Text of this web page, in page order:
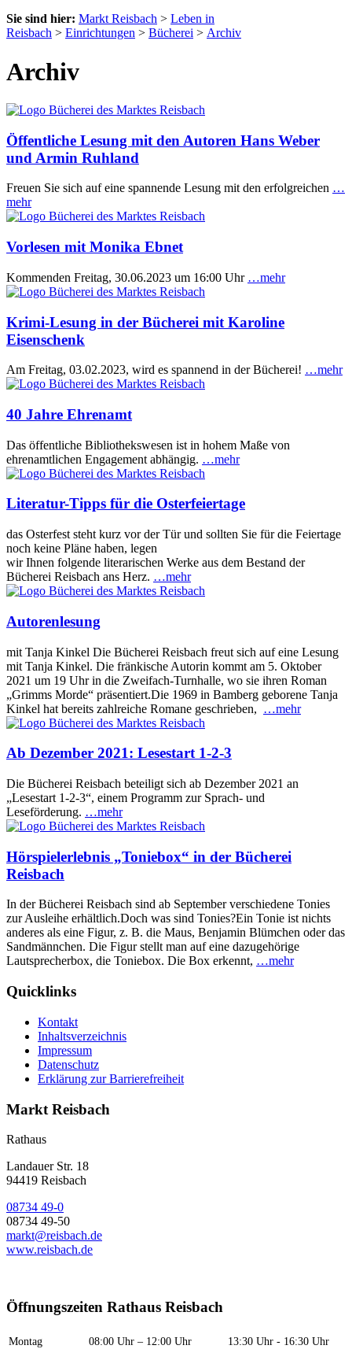
Sie sind hier: Markt Reisbach > Leben in
Reisbach > Einrichtungen > Bücherei > Archiv
Archiv
Öffentliche Lesung mit den Autoren Hans Weber
und Armin Ruhland
Freuen Sie sich auf eine spannende Lesung mit den erfolgreichen …
mehr
Vorlesen mit Monika Ebnet
Kommenden Freitag, 30.06.2023 um 16:00 Uhr …mehr
Krimi-Lesung in der Bücherei mit Karoline
Eisenschenk
Am Freitag, 03.02.2023, wird es spannend in der Bücherei! …mehr
40 Jahre Ehrenamt
Das öffentliche Bibliothekswesen ist in hohem Maße von
ehrenamtlichen Engagement abhängig. …mehr
Literatur-Tipps für die Osterfeiertage
das Osterfest steht kurz vor der Tür und sollten Sie für die Feiertage
noch keine Pläne haben, legen
wir Ihnen folgende literarischen Werke aus dem Bestand der
Bücherei Reisbach ans Herz. …mehr
Autorenlesung
mit Tanja Kinkel Die Bücherei Reisbach freut sich auf eine Lesung
mit Tanja Kinkel. Die fränkische Autorin kommt am 5. Oktober
2021 um 19 Uhr in die Zweifach-Turnhalle, wo sie ihren Roman
„Grimms Morde“ präsentiert.Die 1969 in Bamberg geborene Tanja
Kinkel hat bereits zahlreiche Romane geschrieben, …mehr
Ab Dezember 2021: Lesestart 1-2-3
Die Bücherei Reisbach beteiligt sich ab Dezember 2021 an
„Lesestart 1-2-3“, einem Programm zur Sprach- und
Leseförderung. …mehr
Hörspielerlebnis „Toniebox“ in der Bücherei
Reisbach
In der Bücherei Reisbach sind ab September verschiedene Tonies
zur Ausleihe erhältlich.Doch was sind Tonies?Ein Tonie ist nichts
anderes als eine Figur, z. B. die Maus, Benjamin Blümchen oder das
Sandmännchen. Die Figur stellt man auf eine dazugehörige
Lautsprecherbox, die Toniebox. Die Box erkennt, …mehr
Quicklinks
Kontakt
Inhaltsverzeichnis
Impressum
Datenschutz
Erklärung zur Barrierefreiheit
Markt Reisbach
Rathaus
Landauer Str. 18
94419 Reisbach
08734 49-0
08734 49-50
markt@reisbach.de
www.reisbach.de
Öffnungszeiten Rathaus Reisbach
Montag 08:00 Uhr – 12:00 Uhr 13:30 Uhr - 16:30 Uhr